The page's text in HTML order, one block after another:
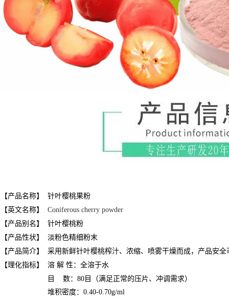
【产品名称】
针叶樱桃果粉
【英文名称】
Coniferous cherry powder
【产品别名】
针叶樱桃粉
【产品性状】
淡粉色精细粉末
【产品简介】
采用新鲜针叶樱桃榨汁、浓缩、喷雾干燥而成，产品安全
【理化指标】
溶 解 性：全溶于水
目 数：80目（满足正常的压片、冲调需求）
堆积密度：0.40-0.70g/ml